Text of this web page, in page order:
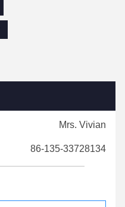
Mrs. Vivian
86-135-33728134